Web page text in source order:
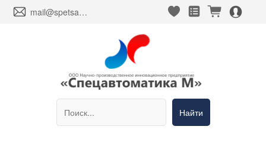
envelope mail@spetsavtomatika-m.ru heart_fill square_favorites_fill cart_fill person_alt_circle_fill
Найти